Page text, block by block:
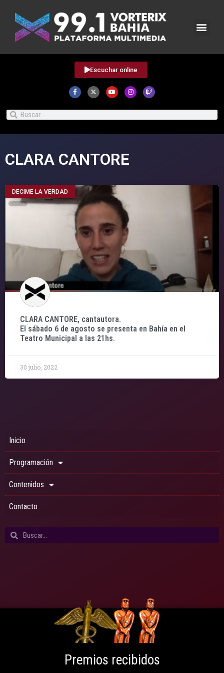
Escuchar online
CLARA CANTORE
DECIME LA VERDAD
CLARA CANTORE, cantautora.
El sábado 6 de agosto se presenta en Bahía en el
Teatro Municipal a las 21hs.
30 julio, 2022
Inicio
Programación
Contenidos
Contacto
Premios recibidos